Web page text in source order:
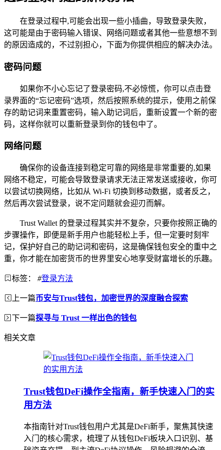
在登录过程中,可能会出现一些小插曲，导致登录失败，
这可能是由于密码输入错误、网络问题或者其他一些意想不到
的原因造成的，不过别担心，下面为你提供相应的解决办法。
密码问题
如果你不小心忘记了登录密码,不必惊慌，你可以点击登
录界面的“忘记密码”选项，然后按照系统的提示，使用之前保
存的助记词来重置密码，输入助记词后，重新设置一个新的密
码，这样你就可以重新登录到你的钱包中了。
网络问题
确保你的设备连接到稳定可靠的网络是非常重要的,如果
网络不稳定，可能会导致登录请求无法正常发送或接收，你可
以尝试切换网络，比如从 Wi-Fi 切换到移动数据，或者反之，
然后再次尝试登录，说不定问题就会迎刃而解。
Trust Wallet 的登录过程其实并不复杂，只要你按照正确的
步骤操作，即便是新手用户也能轻松上手，但一定要时刻牢
记，保护好自己的助记词和密码，这是确保钱包安全的重中之
重，你才能在加密货币的世界里安心地享受财富增长的乐趣。
标签： #登录方法
上一篇币安与Trust钱包，加密世界的深度融合探索
下一篇探寻与 Trust 一样出色的钱包
相关文章
Trust钱包DeFi操作全指南，新手快速入门的实
用方法
本指南针对Trust钱包用户尤其是DeFi新手，聚焦其快速
入门的核心需求，梳理了从钱包DeFi板块入口识别、基